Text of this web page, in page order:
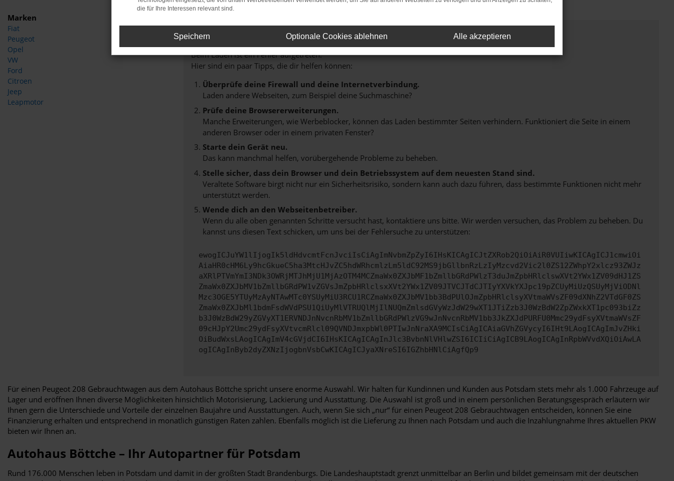
Marken
Fiat
Peugeot
Opel
VW
Ford
Citroen
Jeep
Leapmotor
Fehler: Network Error
Beim Laden ist ein Fehler aufgetreten.
Hier sind ein paar Tipps, die dir helfen können:
Überprüfe deine Firewall und deine Internetverbindung.
Laden andere Webseiten, zum Beispiel deine Suchmaschine?
Prüfe deine Browsererweiterungen.
Manche Erweiterungen, wie Werbeblocker, können das Laden bestimmter Seiten verhindern. Funktioniert die Seite in einem
anderen Browser oder in einem privaten Fenster?
Starte dein Gerät neu.
Das kann manchmal helfen, vorübergehende Probleme zu beheben.
Stelle sicher, dass dein Browser und dein Betriebssystem auf dem neuesten Stand sind.
Veraltete Software birgt nicht nur ein Sicherheitsrisiko, sondern kann auch dazu führen, dass bestimmte Funktionen nicht mehr
unterstützt werden.
Wende dich an den Webseitenbetreiber.
Wenn du alle oben genannten Schritte versucht hast, kontaktiere uns bitte. Wir werden versuchen, das Problem zu beheben. Du
kannst uns diesen Text schicken, um uns bei der Fehlersuche zu unterstützen:
ewogICJuYW1lIjogIk5ldHdvcmtFcnJvciIsCiAgImNvbmZpZyI6IHsKICAgICJtZXRob2QiOiAiR0VUIiwKICAgICJ1cmwiOi
AiaHR0cHM6Ly9hcGkueC5ha3MtcHJvZC5hdWRhcmlzLm5ldC92MS9jbGllbnRzLzIyMzcvd2Vic2l0ZS12ZWhpY2xlcz93ZWJz
aXRlPTVmYmI3NDk3OWRjMTJhMjU1MjAzOTM4MCZmaWx0ZXJbMF1bZmllbGRdPWlzT3duJmZpbHRlclswXVt2YWx1ZV09dHJ1ZS
ZmaWx0ZXJbMV1bZmllbGRdPW1vZGVsJmZpbHRlclsxXVt2YWx1ZV09JTVCJTdCJTIyYXVkYXJpc19pZCUyMiUzQSUyMjViODNl
Mzc3OGE5YTUyMzAyNTAwMTc0YSUyMiU3RCU1RCZmaWx0ZXJbMV1bb3BdPUlOJmZpbHRlclsyXVtmaWVsZF09dXNhZ2VTdGF0ZS
ZmaWx0ZXJbMl1bdmFsdWVdPSU1QiUyMlVTRUQlMjIlNUQmZmlsdGVyWzJdW29wXT1JTiZzb3J0WzBdW2ZpZWxkXT1pc093biZz
b3J0WzBdW29yZGVyXT1ERVNDJnNvcnRbMV1bZmllbGRdPWlzVG9wJnNvcnRbMV1bb3JkZXJdPURFU0Mmc29ydFsyXVtmaWVsZF
09cHJpY2Umc29ydFsyXVtvcmRlcl09QVNDJmxpbWl0PTIwJnNraXA9MCIsCiAgICAiaGVhZGVycyI6IHt9LAogICAgImJvZHki
OiBudWxsLAogICAgImV4cGVjdCI6IHsKICAgICAgInJlc3BvbnNlVHlwZSI6ICIiCiAgICB9LAogICAgInRpbWVvdXQiOiAwLA
ogICAgInByb2dyZXNzIjogbnVsbCwKICAgICJyaXNreSI6IGZhbHNlCiAgfQp9
Für einen Peugeot 208 Gebrauchtwagen aus dem Autohaus Böttche spricht unsere enorme Auswahl. Wir halten für Kundinnen und Kunden aus Potsdam stets mehr als 1.000 Fahrzeuge auf
Lager und eröffnen Ihnen diverse Möglichkeiten hinsichtlich Motorisierung, Lackierung und Ausstattung. Die Auswahl ist groß und in einem persönlichen Beratungsgespräch erläutern wir
Ihnen gern die Unterschiede und Vorteile der einzelnen Baujahre und Ausstattungen. Auch, wenn Sie sich „nur“ für einen Peugeot 208 Gebrauchtwagen entscheiden, können Sie eine
Finanzierung erhalten und entsprechend in monatlich günstigen Raten zahlen. Ebenfalls möglich ist die Lieferung zu Ihnen nach Potsdam und auch die Inzahlungnahme Ihres aktuellen PKW
bieten wir Ihnen an.
Autohaus Böttche – Ihr Autopartner für Potsdam
Rund 176.000 Menschen leben in Potsdam und damit in der größten Stadt Brandenburgs. Die Landeshauptstadt grenzt unmittelbar an Berlin und bildet gemeinsam mit der deutschen
die für Ihre Interessen relevant sind.
Speichern Optionale Cookies ablehnen Alle akzeptieren